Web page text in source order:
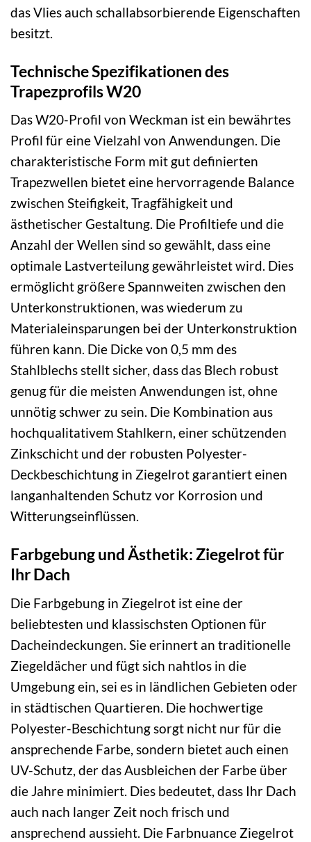
das Vlies auch schallabsorbierende Eigenschaften
besitzt.
Technische Spezifikationen des
Trapezprofils W20
Das W20-Profil von Weckman ist ein bewährtes
Profil für eine Vielzahl von Anwendungen. Die
charakteristische Form mit gut definierten
Trapezwellen bietet eine hervorragende Balance
zwischen Steifigkeit, Tragfähigkeit und
ästhetischer Gestaltung. Die Profiltiefe und die
Anzahl der Wellen sind so gewählt, dass eine
optimale Lastverteilung gewährleistet wird. Dies
ermöglicht größere Spannweiten zwischen den
Unterkonstruktionen, was wiederum zu
Materialeinsparungen bei der Unterkonstruktion
führen kann. Die Dicke von 0,5 mm des
Stahlblechs stellt sicher, dass das Blech robust
genug für die meisten Anwendungen ist, ohne
unnötig schwer zu sein. Die Kombination aus
hochqualitativem Stahlkern, einer schützenden
Zinkschicht und der robusten Polyester-
Deckbeschichtung in Ziegelrot garantiert einen
langanhaltenden Schutz vor Korrosion und
Witterungseinflüssen.
Farbgebung und Ästhetik: Ziegelrot für
Ihr Dach
Die Farbgebung in Ziegelrot ist eine der
beliebtesten und klassischsten Optionen für
Dacheindeckungen. Sie erinnert an traditionelle
Ziegeldächer und fügt sich nahtlos in die
Umgebung ein, sei es in ländlichen Gebieten oder
in städtischen Quartieren. Die hochwertige
Polyester-Beschichtung sorgt nicht nur für die
ansprechende Farbe, sondern bietet auch einen
UV-Schutz, der das Ausbleichen der Farbe über
die Jahre minimiert. Dies bedeutet, dass Ihr Dach
auch nach langer Zeit noch frisch und
ansprechend aussieht. Die Farbnuance Ziegelrot